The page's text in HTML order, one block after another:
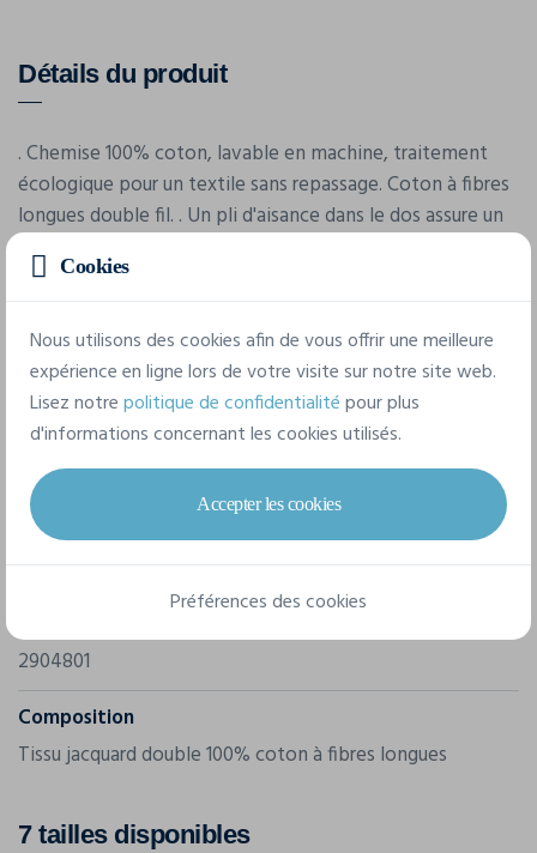
Détails du produit
. Chemise 100% coton, lavable en machine, traitement
écologique pour un textile sans repassage. Coton à fibres
longues double fil. . Un pli d'aisance dans le dos assure un
contour d'épaule qui tombe bien et davantage de
mobilité . Des coutures principales étanchées donnent
une allure propre et soignée lavage après lavage.
Infroissable. . Col à boutons, manches longues, poignet
cassé à boutonnière pour bouton de manchette.
Caractéristiques
Marque
J. Harvest & Frost
Référence
2904801
Composition
Tissu jacquard double 100% coton à fibres longues
7 tailles disponibles
Cookies
Nous utilisons des cookies afin de vous offrir une meilleure
expérience en ligne lors de votre visite sur notre site web.
Lisez notrepolitique de confidentialitépour plus
d'informations concernant les cookies utilisés.
Accepter les cookies
Préférences des cookies